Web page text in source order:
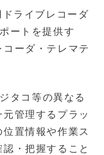
ドライブレコーダ
ートを提供す
ーダ・テレマテ
タコ等の異なる
管理するプラッ
置情報や作業ス
・把握すること